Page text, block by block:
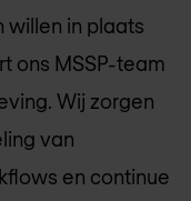
willen in plaats
ons MSSP-team
Wij zorgen
van
en continue